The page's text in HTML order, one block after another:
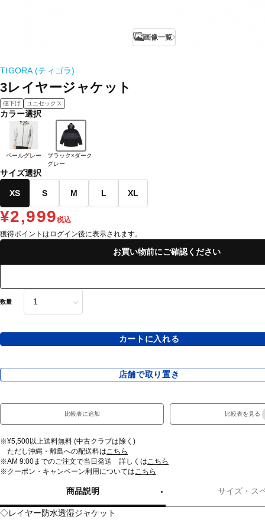
画像一覧
TIGORA (ティゴラ)
3レイヤージャケット
値下げ ユニセックス
カラー選択
ペールグレー
ブラック×ダーク
グレー
サイズ選択
XS S M L XL
¥2,999税込
獲得ポイントはログイン後に表示されます。
お買い物前にご確認ください
数量
カートに入れる
店舗で取り置き
比較表に追加 比較表を見る
※¥5,500以上送料無料 (中古クラブは除く)
ただし沖縄・離島への配送料はこちら
※AM 9:00までのご注文で当日発送 詳しくはこちら
※クーポン・キャンペーン利用についてはこちら
商品説明 サイズ・ス
◇レイヤー防水透湿ジャケット